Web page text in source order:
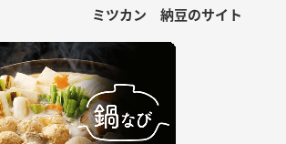
ミツカン 納豆のサイト